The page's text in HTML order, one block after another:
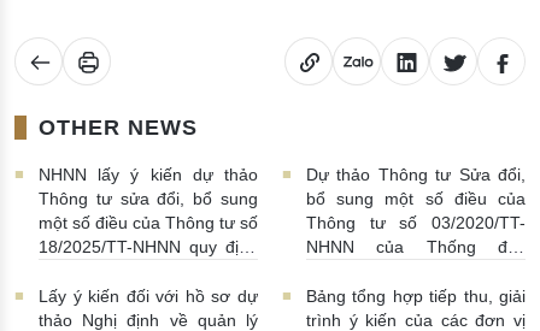
OTHER NEWS
NHNN lấy ý kiến dự thảo
Thông tư sửa đổi, bổ sung
một số điều của Thông tư số
18/2025/TT-NHNN quy định
sẻ thông tin của Hệ thống
thông tin phục vụ công tác
Dự thảo Thông tư Sửa đổi,
bổ sung một số điều của
Thông tư số 03/2020/TT-
NHNN của Thống đốc
tiền của NHNN 03/08/2026 |
11:16:00
Lấy ý kiến đối với hồ sơ dự
thảo Nghị định về quản lý
Bảng tổng hợp tiếp thu, giải
trình ý kiến của các đơn vị